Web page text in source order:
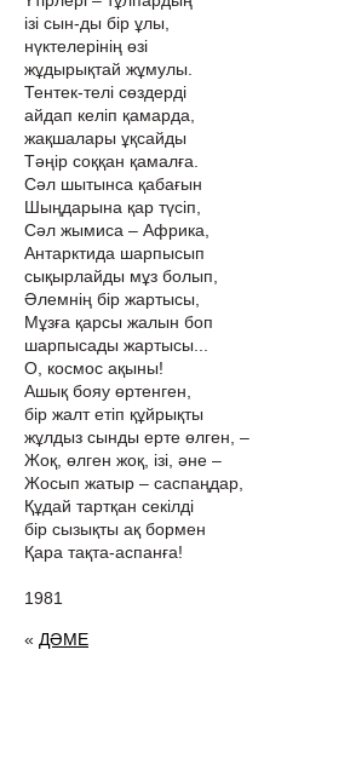
ізі сын-ды бір ұлы,
нүктелерінің өзі
жұдырықтай жұмулы.
Тентек-телі сөздерді
айдап келіп қамарда,
жақшалары ұқсайды
Тәңір соққан қамалға.
Сәл шытынса қабағын
Шыңдарына қар түсіп,
Сәл жымиса – Африка,
Антарктида шарпысып
сықырлайды мұз болып,
Әлемнің бір жартысы,
Мұзға қарсы жалын боп
шарпысады жартысы...
О, космос ақыны!
Ашық бояу өртенген,
бір жалт етіп құйрықты
жұлдыз сынды ерте өлген, –
Жоқ, өлген жоқ, ізі, әне –
Жосып жатыр – саспаңдар,
Құдай тартқан секілді
бір сызықты ақ бормен
Қара тақта-аспанға!
1981
« ДӘМЕ